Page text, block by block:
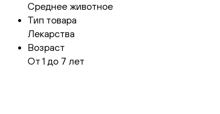
Среднее животное
Тип товара
Лекарства
Возраст
От 1 до 7 лет